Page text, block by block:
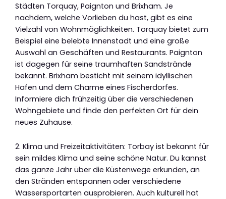
Städten Torquay, Paignton und Brixham. Je
nachdem, welche Vorlieben du hast, gibt es eine
Vielzahl von Wohnmöglichkeiten. Torquay bietet zum
Beispiel eine belebte Innenstadt und eine große
Auswahl an Geschäften und Restaurants. Paignton
ist dagegen für seine traumhaften Sandstrände
bekannt. Brixham besticht mit seinem idyllischen
Hafen und dem Charme eines Fischerdorfes.
Informiere dich frühzeitig über die verschiedenen
Wohngebiete und finde den perfekten Ort für dein
neues Zuhause.
2. Klima und Freizeitaktivitäten: Torbay ist bekannt für
sein mildes Klima und seine schöne Natur. Du kannst
das ganze Jahr über die Küstenwege erkunden, an
den Stränden entspannen oder verschiedene
Wassersportarten ausprobieren. Auch kulturell hat